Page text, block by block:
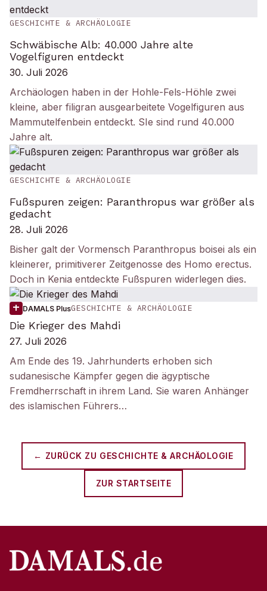
GESCHICHTE & ARCHÄOLOGIE
Schwäbische Alb: 40.000 Jahre alte
Vogelfiguren entdeckt
30. Juli 2026
Archäologen haben in der Hohle-Fels-Höhle zwei
kleine, aber filigran ausgearbeitete Vogelfiguren aus
Mammutelfenbein entdeckt. SIe sind rund 40.000
Jahre alt.
GESCHICHTE & ARCHÄOLOGIE
Fußspuren zeigen: Paranthropus war größer als
gedacht
28. Juli 2026
Bisher galt der Vormensch Paranthropus boisei als ein
kleinerer, primitiverer Zeitgenosse des Homo erectus.
Doch in Kenia entdeckte Fußspuren widerlegen dies.
DAMALS PlusGESCHICHTE & ARCHÄOLOGIE
Die Krieger des Mahdi
27. Juli 2026
Am Ende des 19. Jahrhunderts erhoben sich
sudanesische Kämpfer gegen die ägyptische
Fremdherrschaft in ihrem Land. Sie waren Anhänger
des islamischen Führers…
← ZURÜCK ZU GESCHICHTE & ARCHÄOLOGIE
ZUR STARTSEITE